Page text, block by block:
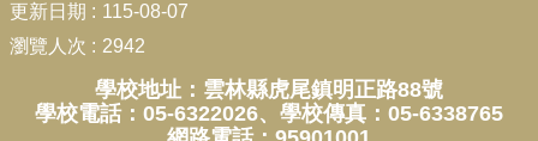
理
站
資
更新日期
115-08-07
瀏覽人次
2942
學校地址：雲林縣虎尾鎮明正路88號
學校電話：05-6322026、學校傳真：05-6338765